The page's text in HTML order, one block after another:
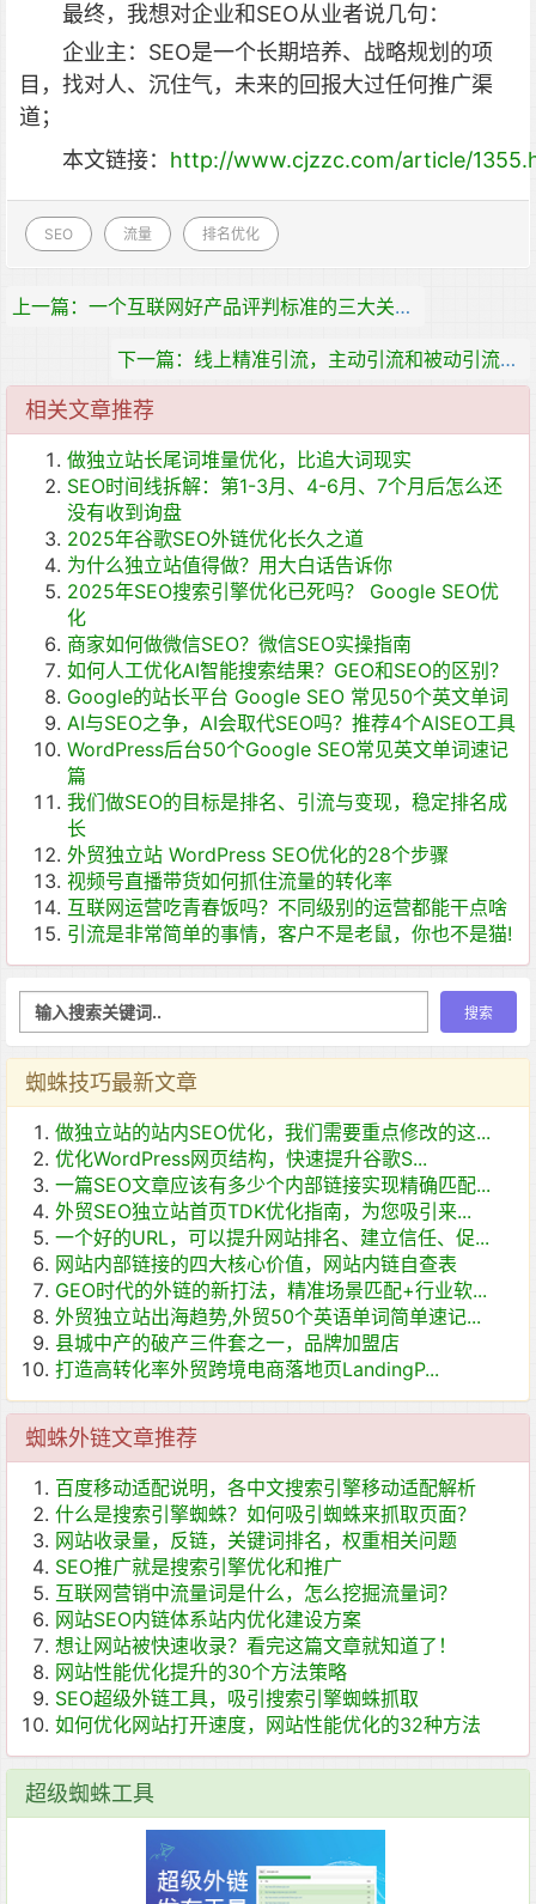
最终，我想对企业和SEO从业者说几句：
企业主：SEO是一个长期培养、战略规划的项
目，找对人、沉住气，未来的回报大过任何推广渠
道；
本文链接： http://www.cjzzc.com/article/
SEO 流量 排名优化
上一篇：一个互联网好产品评判标准的三大关键属性
下一篇：线上精准引流，主动引流和被动引流的区别
相关文章推荐
做独立站长尾词堆量优化，比追大词现实
SEO时间线拆解：第1-3月、4-6月、7个月后怎么还
没有收到询盘
2025年谷歌SEO外链优化长久之道
为什么独立站值得做？用大白话告诉你
2025年SEO搜索引擎优化已死吗？ Google SEO优
化
商家如何做微信SEO？微信SEO实操指南
如何人工优化AI智能搜索结果？GEO和SEO的区别？
Google的站长平台 Google SEO 常见50个英文单词
AI与SEO之争，AI会取代SEO吗？推荐4个AISEO工具
WordPress后台50个Google SEO常见英文单词速记
篇
我们做SEO的目标是排名、引流与变现，稳定排名成
长
外贸独立站 WordPress SEO优化的28个步骤
视频号直播带货如何抓住流量的转化率
互联网运营吃青春饭吗？不同级别的运营都能干点啥
引流是非常简单的事情，客户不是老鼠，你也不是猫!
蜘蛛技巧最新文章
做独立站的站内SEO优化，我们需要重点修改的这...
优化WordPress网页结构，快速提升谷歌S...
一篇SEO文章应该有多少个内部链接实现精确匹配...
外贸SEO独立站首页TDK优化指南，为您吸引来...
一个好的URL，可以提升网站排名、建立信任、促...
网站内部链接的四大核心价值，网站内链自查表
GEO时代的外链的新打法，精准场景匹配+行业软...
外贸独立站出海趋势,外贸50个英语单词简单速记...
县城中产的破产三件套之一，品牌加盟店
打造高转化率外贸跨境电商落地页LandingP...
蜘蛛外链文章推荐
百度移动适配说明，各中文搜索引擎移动适配解析
什么是搜索引擎蜘蛛？如何吸引蜘蛛来抓取页面？
网站收录量，反链，关键词排名，权重相关问题
SEO推广就是搜索引擎优化和推广
互联网营销中流量词是什么，怎么挖掘流量词？
网站SEO内链体系站内优化建设方案
想让网站被快速收录？看完这篇文章就知道了！
网站性能优化提升的30个方法策略
SEO超级外链工具，吸引搜索引擎蜘蛛抓取
如何优化网站打开速度，网站性能优化的32种方法
超级蜘蛛工具